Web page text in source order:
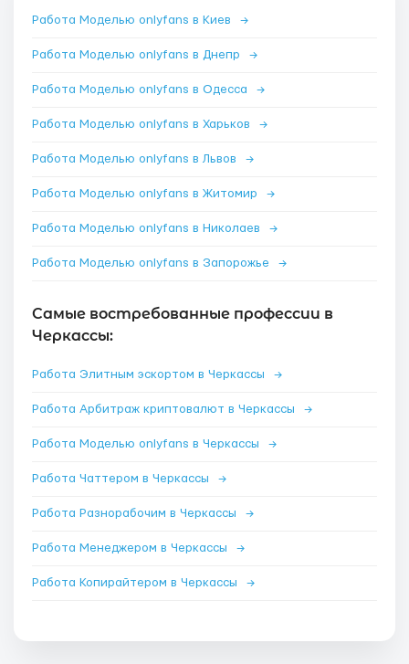
Работа Моделью onlyfans в Киев →
Работа Моделью onlyfans в Днепр →
Работа Моделью onlyfans в Одесса →
Работа Моделью onlyfans в Харьков →
Работа Моделью onlyfans в Львов →
Работа Моделью onlyfans в Житомир →
Работа Моделью onlyfans в Николаев →
Работа Моделью onlyfans в Запорожье →
Самые востребованные профессии в
Черкассы:
Работа Элитным эскортом в Черкассы →
Работа Арбитраж криптовалют в Черкассы →
Работа Моделью onlyfans в Черкассы →
Работа Чаттером в Черкассы →
Работа Разнорабочим в Черкассы →
Работа Менеджером в Черкассы →
Работа Копирайтером в Черкассы →